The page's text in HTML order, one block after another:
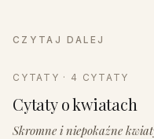
CZYTAJ DALEJ
CYTATY · 4 CYTATY
Cytaty o kwiatach
Skromne i niepokaźne